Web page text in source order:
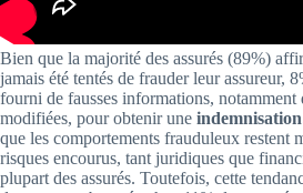
Bien que la majorité des assurés (89%)
jamais été tentés de frauder leur assureur,
fourni de fausses informations, notamment
modifiées, pour obtenir une indemnisation
que les comportements frauduleux restent
risques encourus, tant juridiques que
plupart des assurés. Toutefois, cette